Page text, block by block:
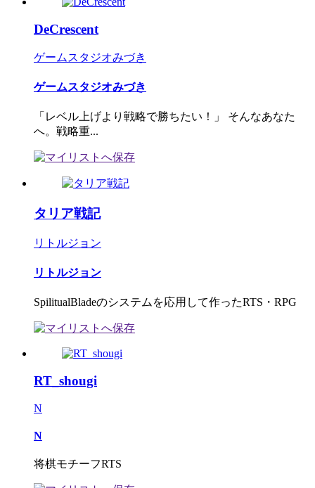
DeCrescent
ゲームスタジオみづき
ゲームスタジオみづき
「レベル上げより戦略で勝ちたい！」 そんなあなた
へ。戦略重...
タリア戦記
リトルジョン
リトルジョン
SpilitualBladeのシステムを応用して作ったRTS・RPG
RT_shougi
N
N
将棋モチーフRTS